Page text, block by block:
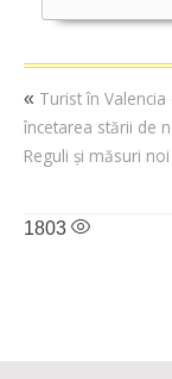
« Turist în Valencia
încetarea stării de
Reguli și măsuri noi
1803